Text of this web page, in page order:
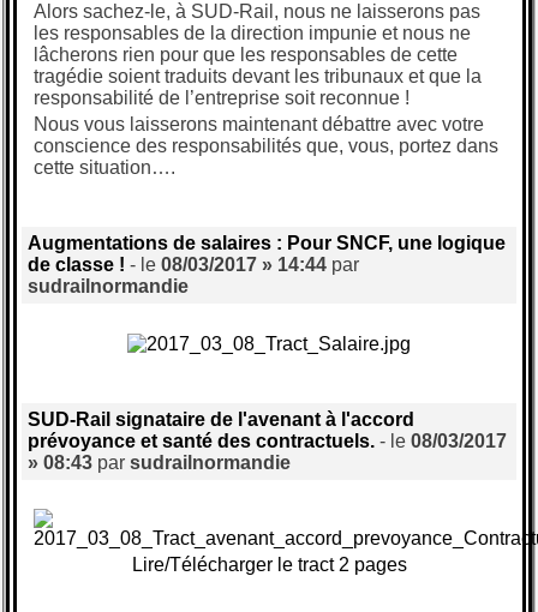
Alors sachez-le, à SUD-Rail, nous ne laisserons pas
les responsables de la direction impunie et nous ne
lâcherons rien pour que les responsables de cette
tragédie soient traduits devant les tribunaux et que la
responsabilité de l’entreprise soit reconnue !
Nous vous laisserons maintenant débattre avec votre
conscience des responsabilités que, vous, portez dans
cette situation….
Augmentations de salaires : Pour SNCF, une logique
de classe ! - le 08/03/2017 » 14:44par
sudrailnormandie
SUD-Rail signataire de l'avenant à l'accord
prévoyance et santé des contractuels. - le 08/03/2017
» 08:43par sudrailnormandie
Lire/Télécharger le tract 2 pages